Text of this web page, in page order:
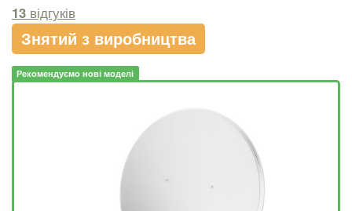
13 відгуків
Знятий з виробництва
Рекомендуємо нові моделі